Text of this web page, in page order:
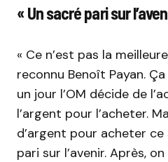
« Un sacré pari sur
« Ce n’est pas la
reconnu Benoît Payan.
un jour l’OM décide de
l’argent pour l’acheter.
d’argent pour acheter ce
pari sur l’avenir. Après,